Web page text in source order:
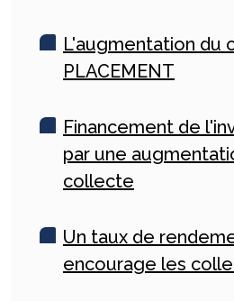
L'augmentation du
PLACEMENT
Financement de
par une
collecte
Un taux de
encourage les